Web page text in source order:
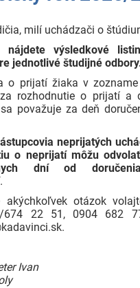
milí uchádzači o
nájdete výsledkové
jednotlivé študijné
o prijatí žiaka v
rozhodnutie o prijatí a
považuje za deň
neprijatých
o neprijatí môžu
dní od
.
akýchkoľvek otázok
674 22 51, 0904 682
Ivan